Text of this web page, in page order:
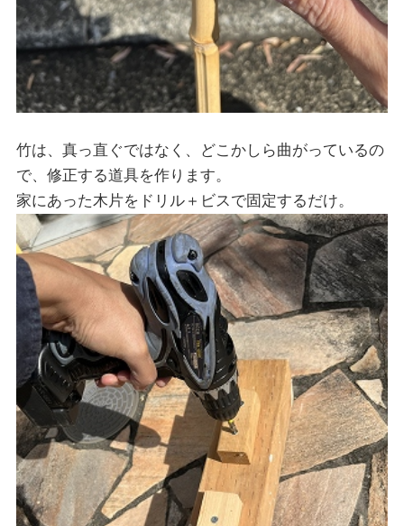
竹は、真っ直ぐではなく、どこかしら曲がっているの
で、修正する道具を作ります。
家にあった木片をドリル＋ビスで固定するだけ。